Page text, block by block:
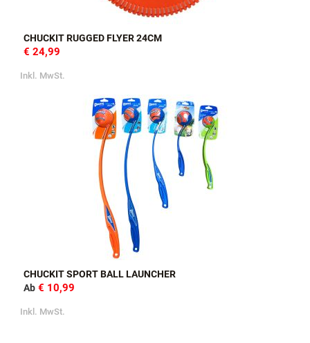
CHUCKIT RUGGED FLYER 24CM
€ 24,99
Inkl. MwSt.
CHUCKIT SPORT BALL LAUNCHER
Ab € 10,99
Inkl. MwSt.